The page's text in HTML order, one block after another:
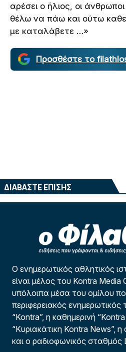
αρέσει ο ήλιος, οι
θέλω να πάω και ούτω
με καταλάβετε …»
Προσθέστε το
ΔΙΑΒΑΣΤΕ ΕΠΙΣΗΣ
Ο ενημερωτικός αθλητικός
είναι μέλος του Kontra
υπόλοιπα μέσα του ομίλου
περιφερειακός
“Kontra”, η καθημερινή
“Κυριακάτικη Kontra News”,
και ο ραδιοφωνικός σταθμός